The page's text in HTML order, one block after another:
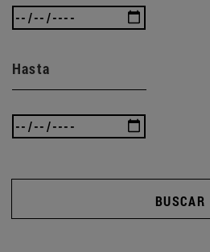
Hasta
BUSCAR